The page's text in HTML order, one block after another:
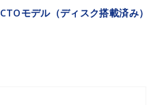
CTOモデル（ディスク搭載済み）